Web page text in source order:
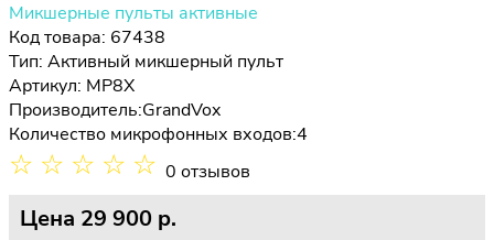
Микшерные пульты активные
Код товара: 67438
Тип: Активный микшерный пульт
Артикул: MP8X
Производитель:GrandVox
Количество микрофонных входов:4
☆ ☆ ☆ ☆ ☆ 0 отзывов
Цена 29 900 p.